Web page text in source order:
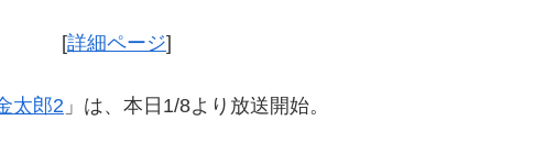
[詳細ページ]
太郎2 」は、本日1/8より放送開始。